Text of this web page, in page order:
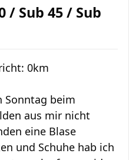
/ Sub 45 / Sub
0km
Sonntag beim
aus mir nicht
eine Blase
und Schuhe hab ich